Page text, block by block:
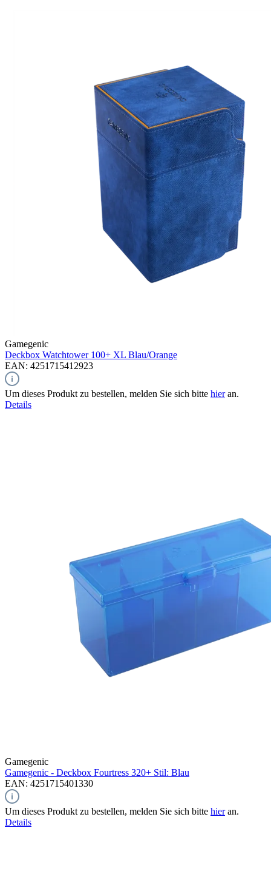
Gamegenic
Deckbox Watchtower 100+ XL Blau/Orange
EAN: 4251715412923
Um dieses Produkt zu bestellen, melden Sie sich bitte hieran.
Details
Gamegenic
Gamegenic - Deckbox Fourtress 320+ Stil: Blau
EAN: 4251715401330
Um dieses Produkt zu bestellen, melden Sie sich bitte hieran.
Details